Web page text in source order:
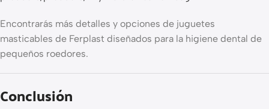
Encontrarás más detalles y opciones de juguetes
masticables de Ferplast diseñados para la higiene dental de
pequeños roedores.
Conclusión